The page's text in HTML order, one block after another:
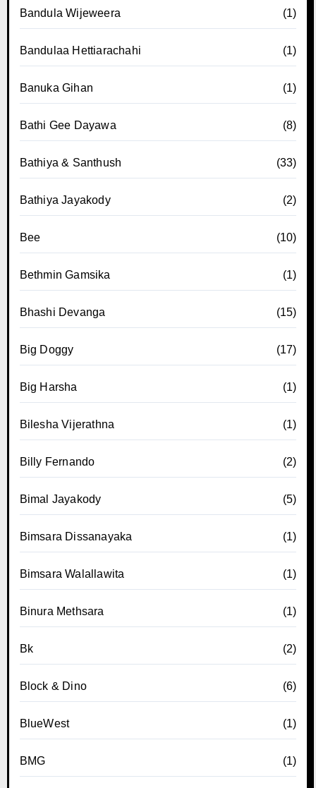
Bandula Wijeweera (1)
Bandulaa Hettiarachahi (1)
Banuka Gihan (1)
Bathi Gee Dayawa (8)
Bathiya & Santhush (33)
Bathiya Jayakody (2)
Bee (10)
Bethmin Gamsika (1)
Bhashi Devanga (15)
Big Doggy (17)
Big Harsha (1)
Bilesha Vijerathna (1)
Billy Fernando (2)
Bimal Jayakody (5)
Bimsara Dissanayaka (1)
Bimsara Walallawita (1)
Binura Methsara (1)
Bk (2)
Block & Dino (6)
BlueWest (1)
BMG (1)